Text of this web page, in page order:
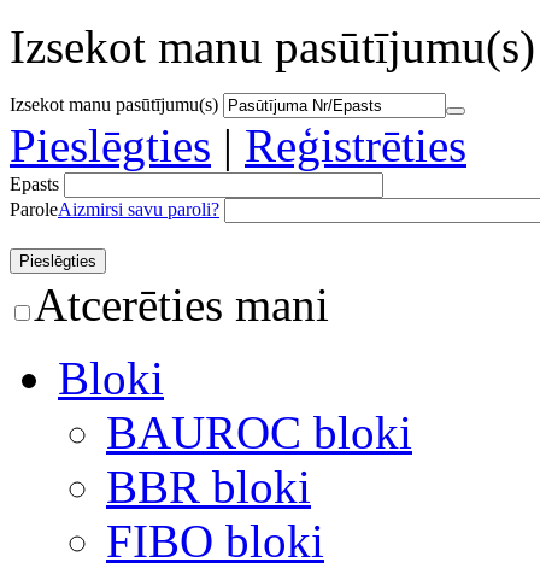
Izsekot manu pasūtījumu(s)
Izsekot manu pasūtījumu(s)
Pieslēgties | Reģistrēties
Epasts
ParoleAizmirsi savu paroli?
Atcerēties mani
Bloki
BAUROC bloki
BBR bloki
FIBO bloki